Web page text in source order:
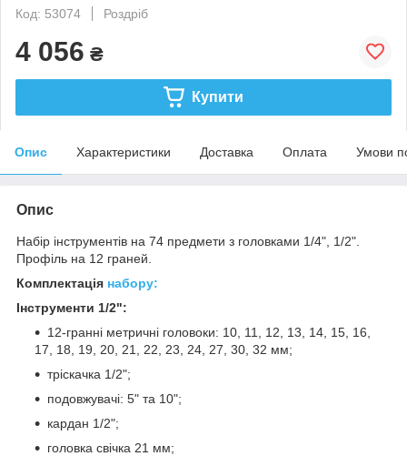
Код: 53074
Роздріб
4 056 ₴
Купити
Опис Характеристики Доставка Оплата Умови
Опис
Набір інструментів на 74 предмети з головками 1/4", 1/2".
Профіль на 12 граней.
Комплектація набору:
Інструменти 1/2":
12-гранні метричні головоки: 10, 11, 12, 13, 14, 15, 16,
17, 18, 19, 20, 21, 22, 23, 24, 27, 30, 32 мм;
тріскачка 1/2";
подовжувачі: 5" та 10";
кардан 1/2";
головка свічка 21 мм;